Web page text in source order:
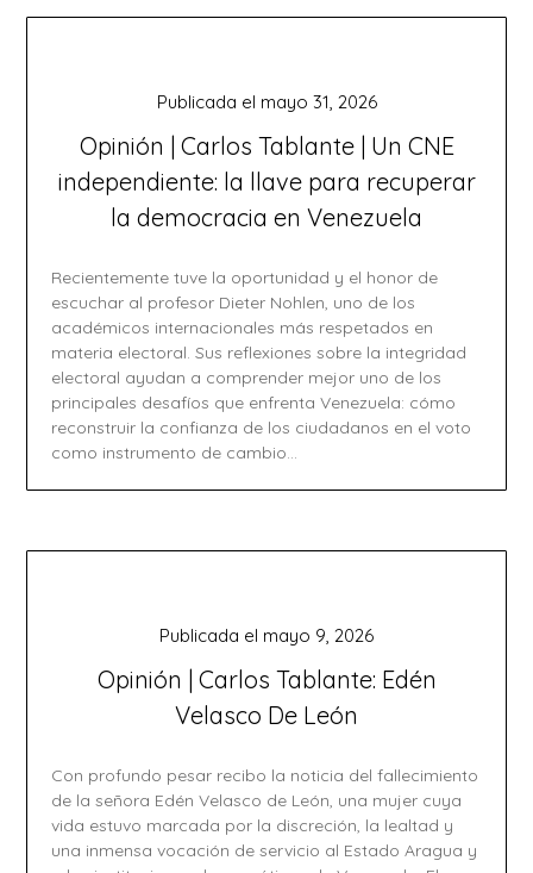
Opinión | Carlos Tablante | Un CNE
independiente: la llave para recuperar
la democracia en Venezuela
Publicada el mayo 31, 2026
Recientemente tuve la oportunidad y el honor de
escuchar al profesor Dieter Nohlen, uno de los
académicos internacionales más respetados en
materia electoral. Sus reflexiones sobre la integridad
electoral ayudan a comprender mejor uno de los
principales desafíos que enfrenta Venezuela: cómo
reconstruir la confianza de los ciudadanos en el voto
como instrumento de cambio…
Opinión | Carlos Tablante: Edén
Velasco De León
Publicada el mayo 9, 2026
Con profundo pesar recibo la noticia del fallecimiento
de la señora Edén Velasco de León, una mujer cuya
vida estuvo marcada por la discreción, la lealtad y
una inmensa vocación de servicio al Estado Aragua y